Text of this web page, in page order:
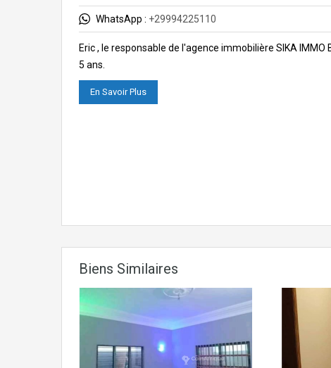
WhatsApp : +29994225110
Eric , le responsable de l'agence immobilière SIKA IMMO
5 ans.
En Savoir Plus
Biens Similaires